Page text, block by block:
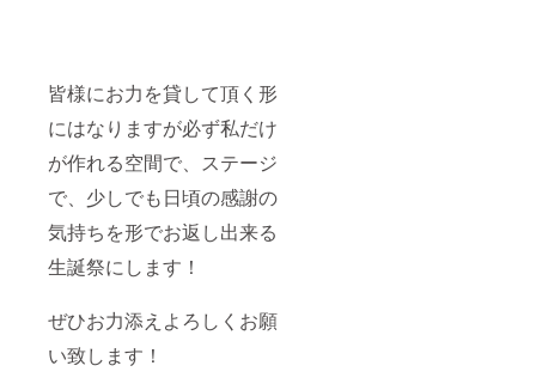
皆様にお力を貸して頂く形
にはなりますが必ず私だけ
が作れる空間で、ステージ
で、少しでも日頃の感謝の
気持ちを形でお返し出来る
生誕祭にします！
ぜひお力添えよろしくお願
い致します！